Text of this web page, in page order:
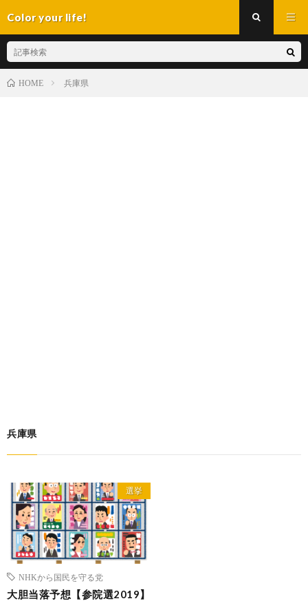
Color your life!
HOME 兵庫県
兵庫県
選挙
NHKから国民を守る党
大胆当落予想【参院選2019】